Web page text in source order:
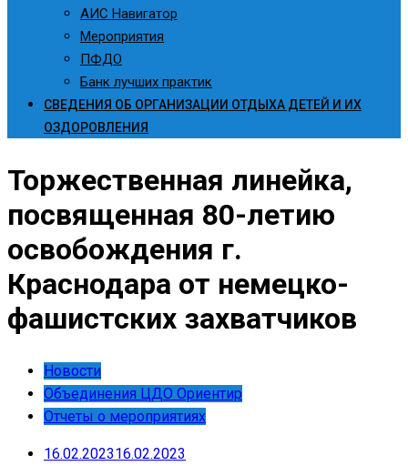
АИС Навигатор
Мероприятия
ПФДО
Банк лучших практик
СВЕДЕНИЯ ОБ ОРГАНИЗАЦИИ ОТДЫХА ДЕТЕЙ И ИХ
ОЗДОРОВЛЕНИЯ
Торжественная линейка,
посвященная 80-летию
освобождения г.
Краснодара от немецко-
фашистских захватчиков
Новости
Объединения ЦДО Ориентир
Отчеты о мероприятиях
16.02.202316.02.2023